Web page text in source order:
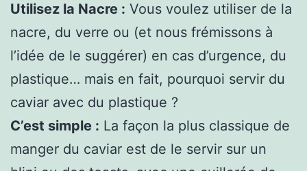
Utilisez la Nacre : Vous voulez utiliser de la
nacre, du verre ou (et nous frémissons à
l’idée de le suggérer) en cas d’urgence, du
plastique… mais en fait, pourquoi servir du
caviar avec du plastique ?
C’est simple : La façon la plus classique de
manger du caviar est de le servir sur un